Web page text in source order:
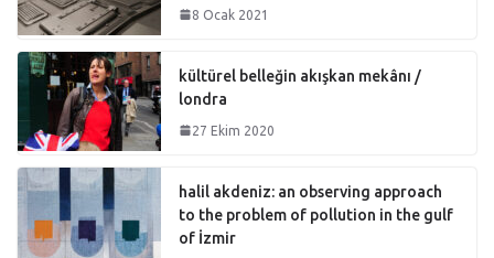
8 Ocak 2021
kültürel belleğin akışkan mekânı /
londra
27 Ekim 2020
halil akdeniz: an observing approach
to the problem of pollution in the gulf
of İzmir